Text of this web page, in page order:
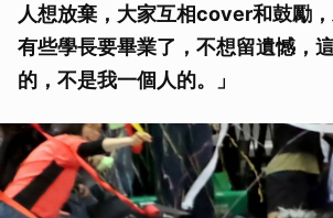
人想放棄，大家互相cover和鼓勵，
有些學長要畢業了，不想留遺憾，
的，不是我一個人的。」